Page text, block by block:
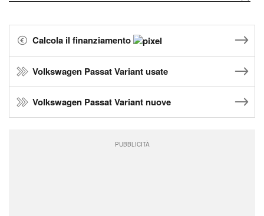
Calcola il finanziamento
Volkswagen Passat Variant usate
Volkswagen Passat Variant nuove
PUBBLICITÀ